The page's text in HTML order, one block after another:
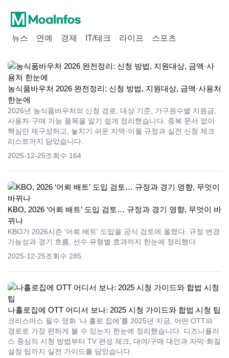
뉴스 연예 경제 IT/테크 라이프 스포츠
농식품바우처 2026 완전정리: 신청 방법, 지원대상, 금액·사용처
한눈에
2026년 농식품바우처의 신청 경로, 대상 기준, 가구원수별 지원금,
사용처·구매 가능 품목을 알기 쉽게 정리했습니다. 중복 문서 없이
핵심만 재구성하고, 놓치기 쉬운 지역·이월 규정과 실전 신청 체크
리스트까지 담았습니다.
2025-12-25조회수 164
KBO, 2026 ‘어뢰 배트’ 도입 검토… 규정과 경기 영향, 무엇이 바
뀌나
KBO가 2026시즌 ‘어뢰 배트’ 도입을 공식 검토에 올렸다. 규정 변경
가능성과 경기 흐름, 선수 유형별 효과까지 한눈에 정리했다.
2025-12-25조회수 285
나홀로집에 OTT 어디서 보나: 2025 시청 가이드와 합법 시청 팁
크리스마스 필수 영화 ‘나 홀로 집에’를 2025년 지금, 어떤 OTT와
경로로 가장 편하게 볼 수 있는지 한눈에 정리했습니다. 디즈니플러
스 중심의 시청 방법부터 TV 편성 체크, 대여/구매 대안과 자막·화질
설정 팁까지 실전 가이드를 담았습니다.